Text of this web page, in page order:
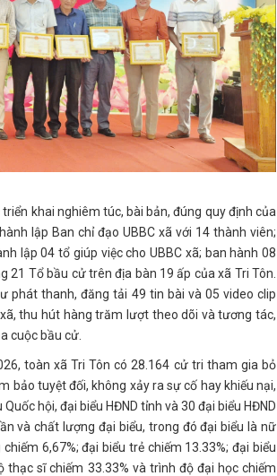
khai nghiêm túc, bài bản, đúng quy định của
lập Ban chỉ đạo UBBC xã với 14 thành viên;
lập 04 tổ giúp việc cho UBBC xã; ban hành 08
Tổ bầu cử trên địa bàn 19 ấp của xã Tri Tôn.
phát thanh, đăng tải 49 tin bài và 05 video clip
thu hút hàng trăm lượt theo dõi và tương tác,
cuộc bầu cử.
toàn xã Tri Tôn có 28.164 cử tri tham gia bỏ
bảo tuyệt đối, không xảy ra sự cố hay khiếu nại,
hội, đại biểu HĐND tỉnh và 30 đại biểu HĐND
và chất lượng đại biểu, trong đó đại biểu là nữ
6,67%; đại biểu trẻ chiếm 13.33%; đại biểu
sĩ chiếm 33.33% và trình độ đại học chiếm